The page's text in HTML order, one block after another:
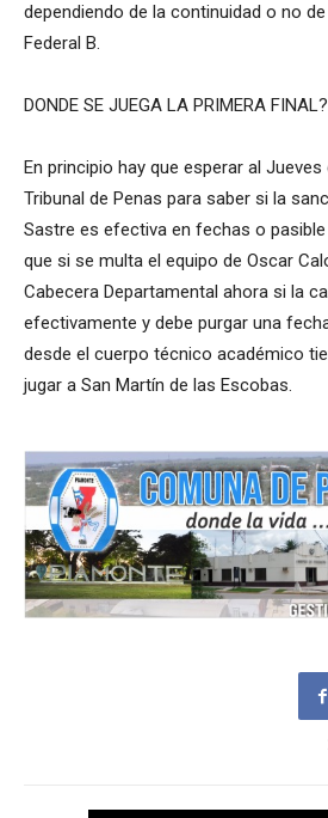
dependiendo de la continuidad o no
Federal B.
DONDE SE JUEGA LA PRIMERA FINAL?
En principio hay que esperar al
Tribunal de Penas para saber si la
Sastre es efectiva en fechas o pasible
que si se multa el equipo de Oscar
Cabecera Departamental ahora si la
efectivamente y debe purgar una
desde el cuerpo técnico académico
jugar a San Martín de las Escobas.